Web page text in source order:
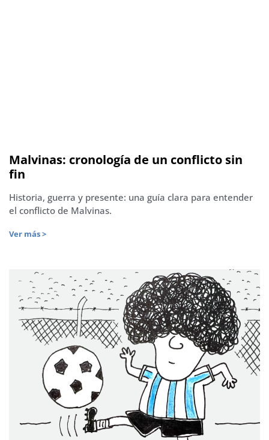
Malvinas: cronología de un conflicto sin
fin
Historia, guerra y presente: una guía clara para entender
el conflicto de Malvinas.
Ver más >